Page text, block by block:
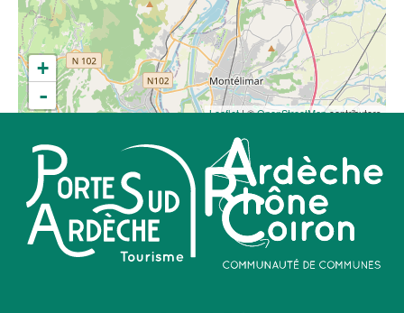
+
-
Leaflet| ©OpenStreetMapcontributors